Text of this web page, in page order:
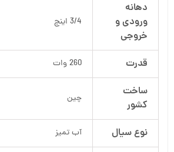
دهانه
ورودی و
خروجی
3/4 اینچ
قدرت 260 وات
ساخت
کشور
چین
نوع سیال آب تمیز